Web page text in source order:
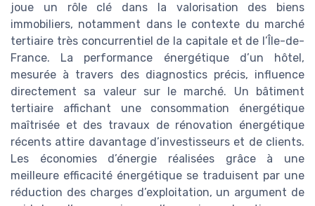
joue un rôle clé dans la valorisation des biens
immobiliers, notamment dans le contexte du marché
tertiaire très concurrentiel de la capitale et de l’Île-de-
France. La performance énergétique d’un hôtel,
mesurée à travers des diagnostics précis, influence
directement sa valeur sur le marché. Un bâtiment
tertiaire affichant une consommation énergétique
maîtrisée et des travaux de rénovation énergétique
récents attire davantage d’investisseurs et de clients.
Les économies d’énergie réalisées grâce à une
meilleure efficacité énergétique se traduisent par une
réduction des charges d’exploitation, un argument de